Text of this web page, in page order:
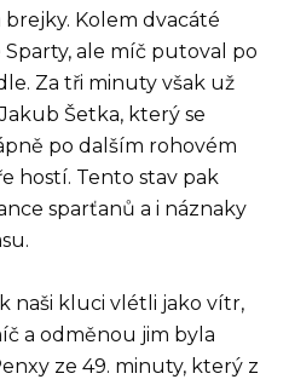
Kolem dvacáté
ale míč putoval po
Za tři minuty však už
Šetka, který se
po dalším rohovém
hostí. Tento stav pak
sparťanů a i náznaky
naši kluci vlétli jako vítr,
a odměnou jim byla
ze 49. minuty, který z